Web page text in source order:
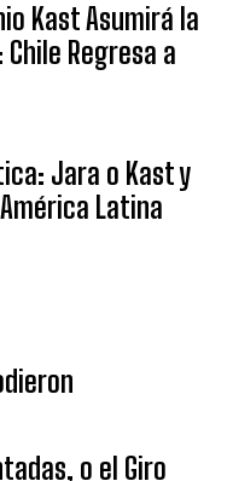
Kast Asumirá la
Chile Regresa a
Jara o Kast y
Latina
o el Giro